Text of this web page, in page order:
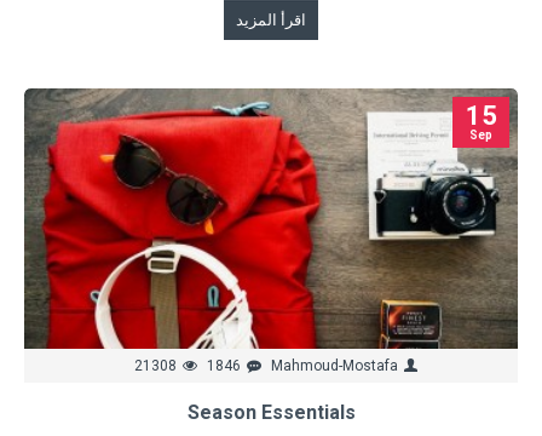
اقرأ المزيد
15
Sep
Mahmoud-Mostafa
1846
21308
Season Essentials